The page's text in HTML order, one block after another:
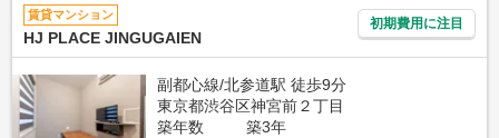
賃貸マンション
HJ PLACE JINGUGAIEN
初期費用に注目
副都心線/北参道駅 徒歩9分
東京都渋谷区神宮前２丁目
築年数
築3年